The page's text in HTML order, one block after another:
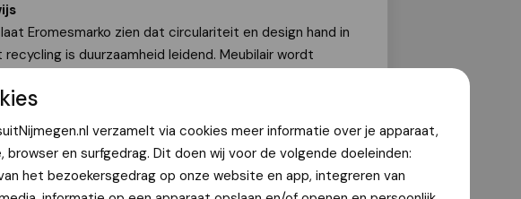
verzamelt via cookies meer informatie over je apparaat,
browser en surfgedrag. Dit doen wij voor de volgende doeleinden:
het bezoekersgedrag op onze website en app, integreren van
Eromesmarko zien dat circulariteit en design hand in
is duurzaamheid leidend. Meubilair wordt
teruggenomen aan het einde van de levensduur en
de inzet van circulaire materialen verminderen ze het
aanzienlijk. Ze ontwerpen, produceren en vernieuwen
materialen zoals hennep, staal, hout en bluewrap. En
meubels, maar ook voor die van anderen. Zo maken ze